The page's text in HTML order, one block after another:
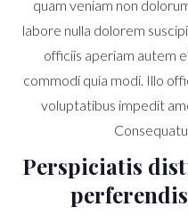
quam veniam non
labore nulla dolorem
officiis aperiam autem
commodi quia modi. Illo
voluptatibus impedit
Perspiciatis